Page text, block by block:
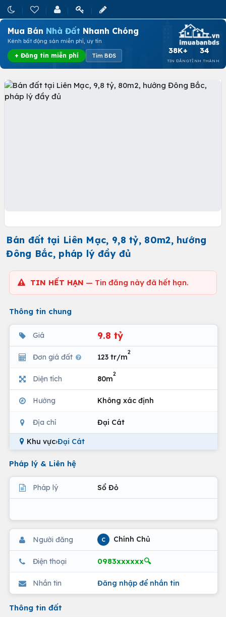
Mua Bán Nhà Đất Nhanh Chóng
Kênh bất động sản miễn phí, uy tín
+ Đăng tin miễn phí Tìm BĐS
38K+
TIN ĐĂNG
34
TỈNH THÀNH
Bán đất tại Liên Mạc, 9,8 tỷ, 80m2, hướng
Đông Bắc, pháp lý đầy đủ
TIN HẾT HẠN — Tin đăng này đã hết hạn.
Thông tin chung
Giá 9.8 tỷ
Đơn giá đất 123 tr/m
2
Diện tích 80m
2
Hướng Không xác định
Địa chỉ Đại Cát
Khu vực›Đại Cát
Pháp lý & Liên hệ
Pháp lý Sổ Đỏ
Người đăng C Chính Chủ
Điện thoại 0983xxxxxx🔍
Nhắn tin Đăng nhập để nhắn tin
Thông tin đất